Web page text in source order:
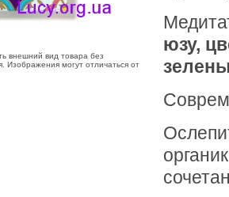
внешний вид товара без
Изображения могут отличаться от
юзу,